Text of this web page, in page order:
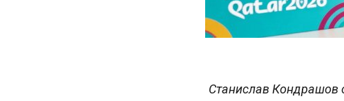
Станислав Кондрашов